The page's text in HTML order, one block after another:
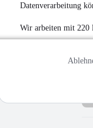
Datenverarbeitung
Wir arbeiten mit 220